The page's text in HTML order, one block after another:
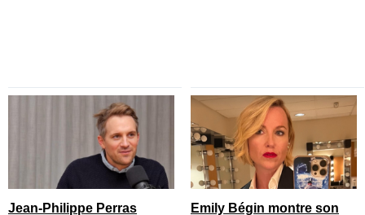
Jean-Philippe Perras
Emily Bégin montre son